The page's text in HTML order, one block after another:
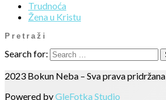
Trudnoća
Žena u Kristu
Pretraži
Search for:
2023 Bokun Neba – Sva prava pridržana
Powered byGleFotka Studio